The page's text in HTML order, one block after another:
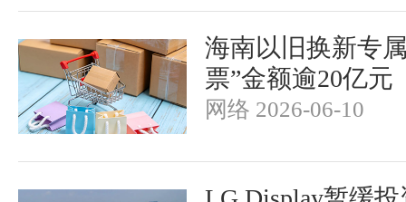
海南以旧换新专
票”金额逾20亿元
网络 2026-06-10